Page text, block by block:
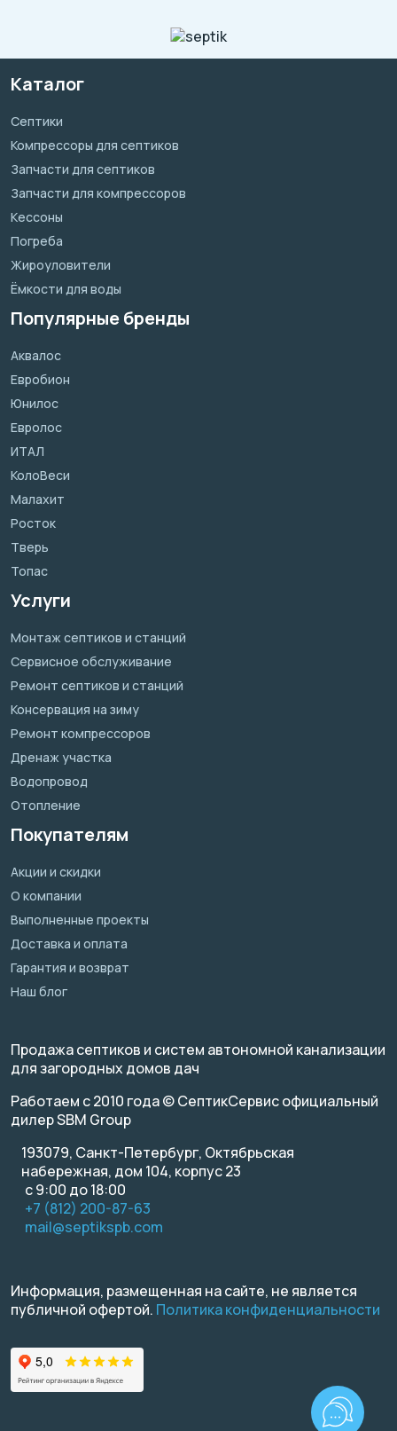
Каталог
Септики
Компрессоры для септиков
Запчасти для септиков
Запчасти для компрессоров
Кессоны
Погреба
Жироуловители
Ёмкости для воды
Популярные бренды
Аквалос
Евробион
Юнилос
Евролос
ИТАЛ
КолоВеси
Малахит
Росток
Тверь
Топас
Услуги
Монтаж септиков и станций
Сервисное обслуживание
Ремонт септиков и станций
Консервация на зиму
Ремонт компрессоров
Дренаж участка
Водопровод
Отопление
Покупателям
Акции и скидки
О компании
Выполненные проекты
Доставка и оплата
Гарантия и возврат
Наш блог
Продажа септиков и систем автономной канализации
для загородных домов дач
Работаем с 2010 года © СептикСервис официальный
дилер SBM Group
193079, Санкт-Петербург, Октябрьская
набережная, дом 104, корпус 23
с 9:00 до 18:00
+7 (812) 200-87-63
mail@septikspb.com
Информация, размещенная на сайте, не является
публичной офертой. Политика конфиденциальности